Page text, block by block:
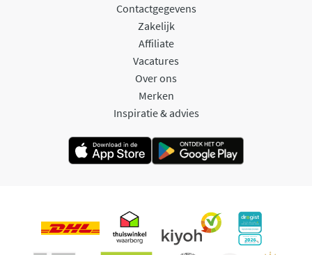
Contactgegevens
Zakelijk
Affiliate
Vacatures
Over ons
Merken
Inspiratie & advies